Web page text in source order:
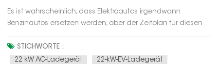
Es ist wahrscheinlich, dass Elektroautos irgendwann
Benzinautos ersetzen werden, aber der Zeitplan für diesen
Faktoren wie technologischen Fortschritten,
Regierungsrichtlinien und Verbraucherpräferenzen ab.Einer
STICHWORTE :
22 kW AC-Ladegerät
22-kW-EV-Ladegerät